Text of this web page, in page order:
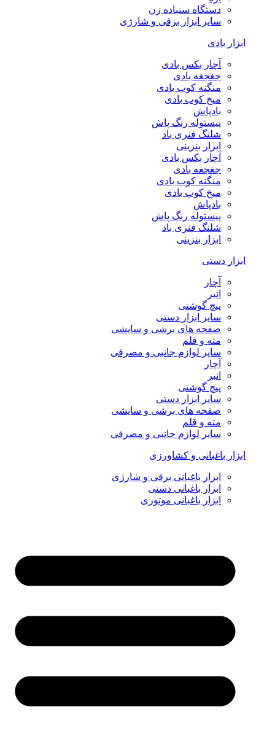
دستگاه سنباده زن
سایر ابزار برقی و شارژی
ابزار بادی
آچار بکس بادی
جغجغه بادی
منگنه کوب بادی
میخ کوب بادی
بادپاش
پیستوله رنگ پاش
شلنگ فنری باد
ابزار بنزینی
آچار بکس بادی
جغجغه بادی
منگنه کوب بادی
میخ کوب بادی
بادپاش
پیستوله رنگ پاش
شلنگ فنری باد
ابزار بنزینی
ابزار دستی
آچار
انبر
پیچ گوشتی
سایر ابزار دستی
صفحه های برشی و سایشی
مته و قلم
سایر لوازم جانبی و مصرفی
آچار
انبر
پیچ گوشتی
سایر ابزار دستی
صفحه های برشی و سایشی
مته و قلم
سایر لوازم جانبی و مصرفی
ابزار باغبانی و کشاورزی
ابزار باغبانی برقی و شارژی
ابزار باغبانی دستی
ابزار باغبانی موتوری